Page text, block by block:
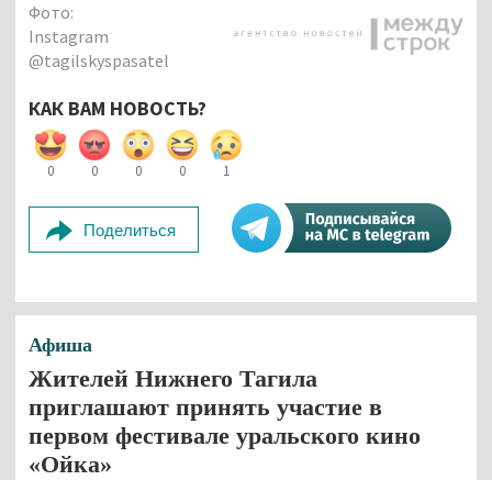
Фото:
Instagram
@tagilskyspasatel
КАК ВАМ НОВОСТЬ?
0 0 0 0 1
Поделиться
Афиша
Жителей Нижнего Тагила
приглашают принять участие в
первом фестивале уральского кино
«Ойка»